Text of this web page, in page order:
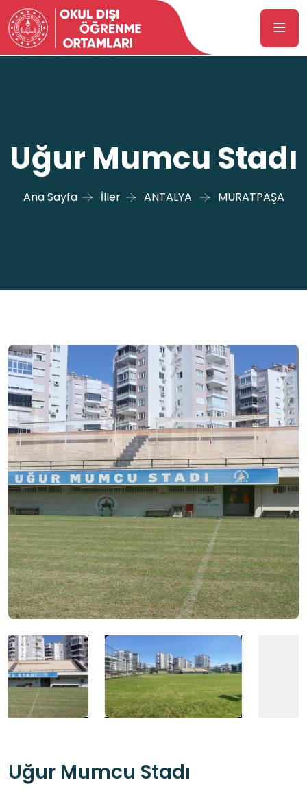
Uğur Mumcu Stadı
Ana Sayfa İller ANTALYA MURATPAŞA
Uğur Mumcu Stadı